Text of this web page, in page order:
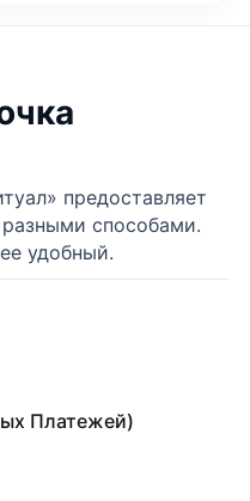
предоставляет
способами.
удобный.
Платежей)